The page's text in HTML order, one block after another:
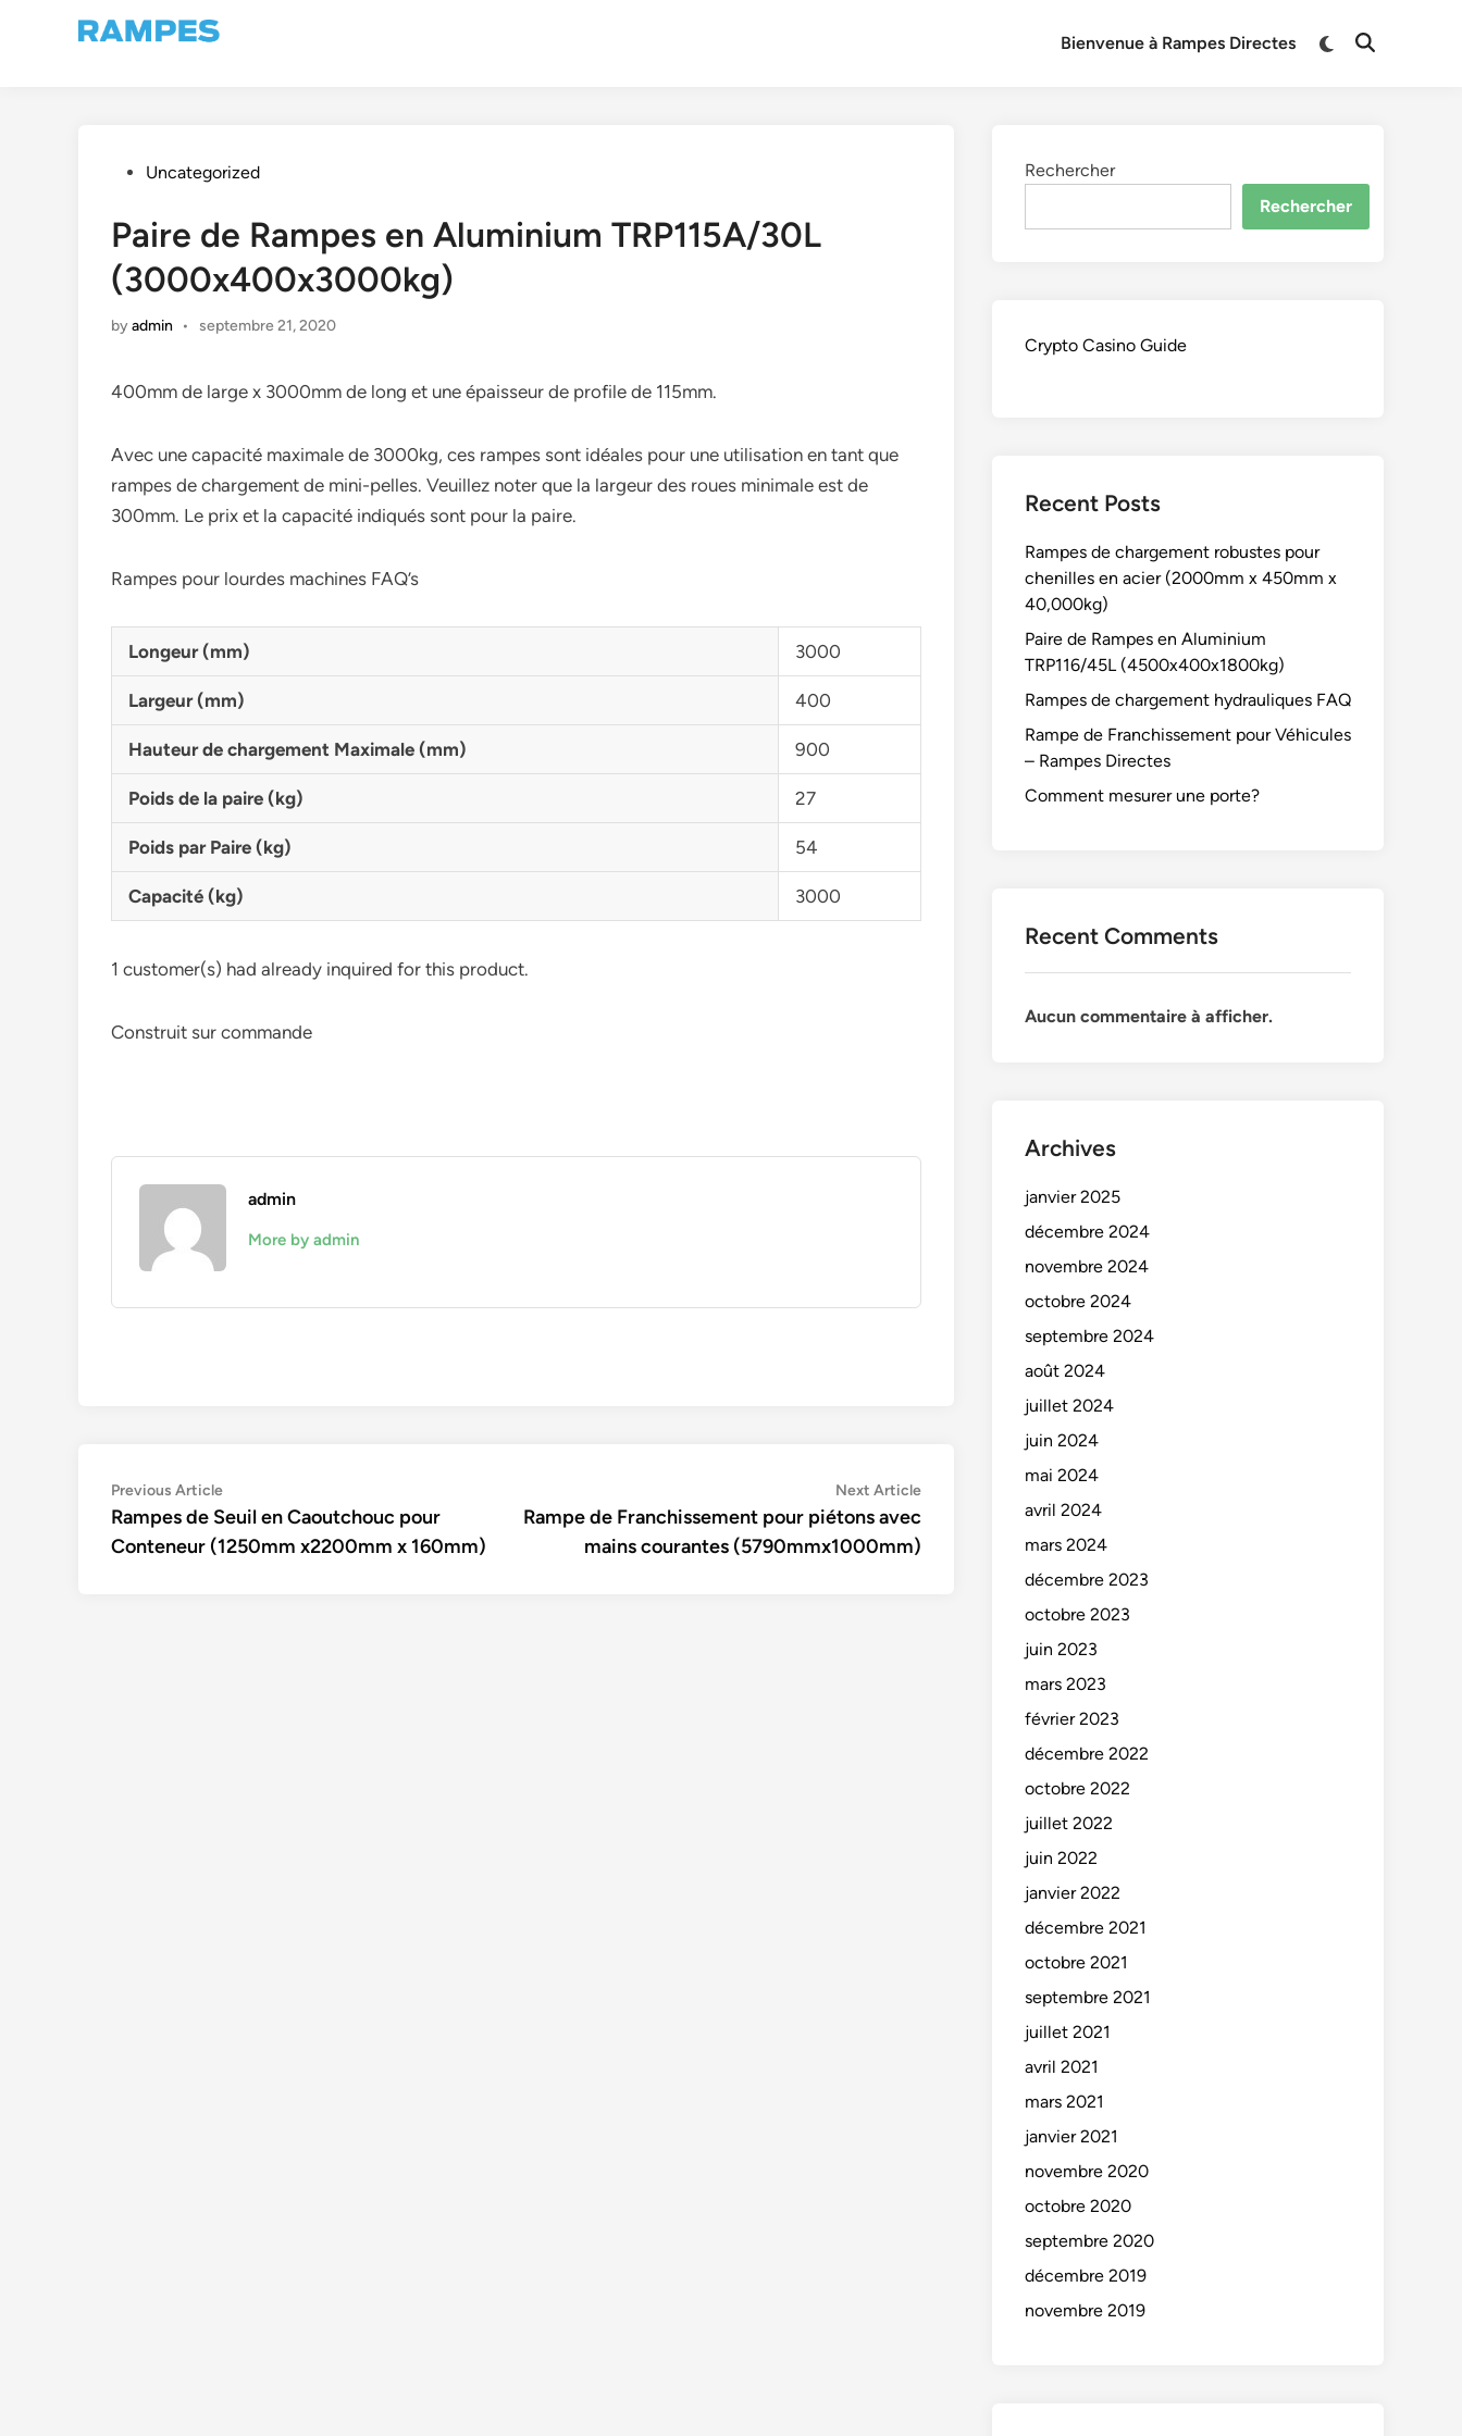
Bienvenue à Rampes Directes
Switch
Open
PostedUncategorized
Paire de Rampes en Aluminium TRP115A/30L
(3000x400x3000kg)
byadmin • septembre 21, 2020
400mm de large x 3000mm de long et une épaisseur de profile de 115mm.
Avec une capacité maximale de 3000kg, ces rampes sont idéales pour une utilisation en tant que
rampes de chargement de mini-pelles. Veuillez noter que la largeur des roues minimale est de
300mm. Le prix et la capacité indiqués sont pour la paire.
Rampes pour lourdes machines FAQ’s
Longeur (mm) 3000
Largeur (mm) 400
Hauteur de chargement Maximale (mm) 900
Poids de la paire (kg) 27
Poids par Paire (kg) 54
Capacité (kg) 3000
1 customer(s) had already inquired for this product.
Construit sur commande
admin
More by admin
Navigation
de
l’article
Previous ArticlePrevious
article:
Rampes de Seuil en Caoutchouc pour
Conteneur (1250mm x2200mm x 160mm)
Next ArticleNext
Rampe de Franchissement pour piétons avec
mains courantes (5790mmx1000mm)
Rechercher
Rechercher
Crypto Casino Guide
Recent Posts
Rampes de chargement robustes pour
chenilles en acier (2000mm x 450mm x
40,000kg)
Paire de Rampes en Aluminium
TRP116/45L (4500x400x1800kg)
Rampes de chargement hydrauliques FAQ
Rampe de Franchissement pour Véhicules
– Rampes Directes
Comment mesurer une porte?
Recent Comments
Aucun commentaire à afficher.
Archives
janvier 2025
décembre 2024
novembre 2024
octobre 2024
septembre 2024
août 2024
juillet 2024
juin 2024
mai 2024
avril 2024
mars 2024
décembre 2023
octobre 2023
juin 2023
mars 2023
février 2023
décembre 2022
octobre 2022
juillet 2022
juin 2022
janvier 2022
décembre 2021
octobre 2021
septembre 2021
juillet 2021
avril 2021
mars 2021
janvier 2021
novembre 2020
octobre 2020
septembre 2020
décembre 2019
novembre 2019